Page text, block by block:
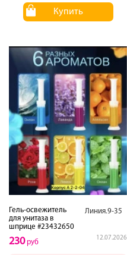
Купить
Гель-освежитель
для унитаза в
шприце #23432650
Линия.9-35
12.07.2026
230руб